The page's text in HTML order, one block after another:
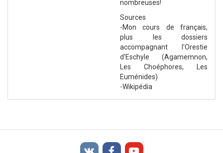
nombreuses!
Sources
-Mon cours de français,
plus les dossiers
accompagnant l'Orestie
d'Eschyle (Agamemnon,
Les Choéphores, Les
Euménides)
-Wikipédia